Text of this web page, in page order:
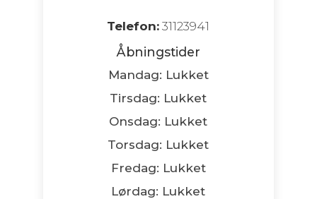
Telefon: 31123941
Åbningstider
Mandag: Lukket
Tirsdag: Lukket
Onsdag: Lukket
Torsdag: Lukket
Fredag: Lukket
Lørdag: Lukket